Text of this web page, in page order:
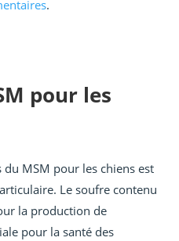
.
pour les
du MSM pour les chiens est
Le soufre contenu
la production de
pour la santé des